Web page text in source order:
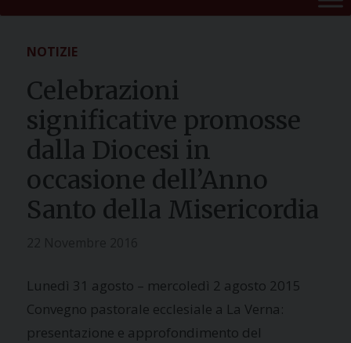
NOTIZIE
Celebrazioni
significative promosse
dalla Diocesi in
occasione dell’Anno
Santo della Misericordia
Lunedì 31 agosto – mercoledì 2 agosto 2015
Convegno pastorale ecclesiale a La Verna:
presentazione e approfondimento del